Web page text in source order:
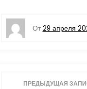
От 29 апреля
ПРЕДЫДУЩАЯ